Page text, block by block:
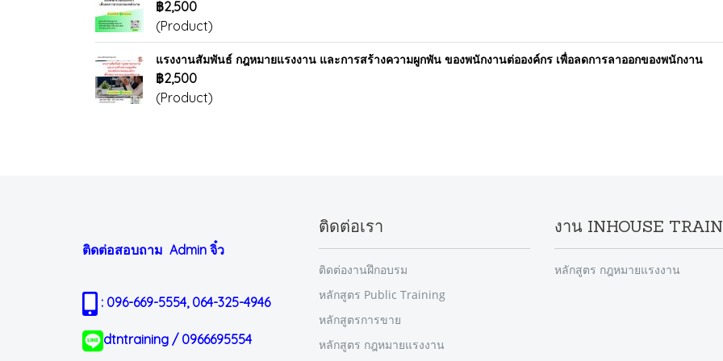
฿2,500
(Product)
แรงงานสัมพันธ์ กฎหมายแรงงาน และการสร้างความผูกพัน ของพนักงานต่อองค์กร เพื่อลดการลาออกของพนักงาน
฿2,500
(Product)
ติดต่อสอบถาม Admin จิ๋ว
: 096-669-5554, 064-325-4946
dtntraining / 0966695554
ติดต่อเรา
ติดต่องานฝึกอบรม
หลักสูตร Public Training
หลักสูตรการขาย
หลักสูตร กฎหมายแรงงาน
งาน INHOUSE
หลักสูตร กฎหมายแรงงาน